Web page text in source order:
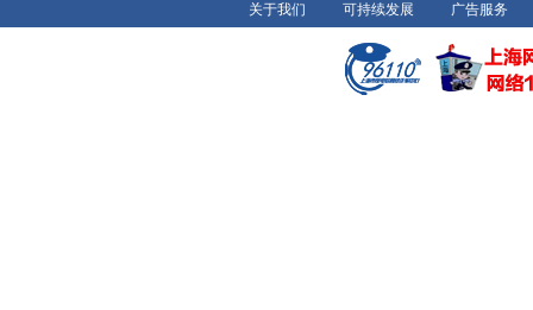
关于我们 可持续发展 广告服务